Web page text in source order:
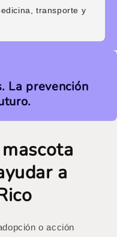
transporte y
La prevención
a
o acción